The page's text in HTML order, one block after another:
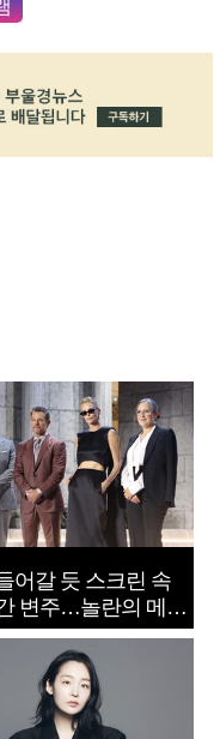
어갈 듯 스크린 속
변주…놀란의 메시
쟁 속죄’